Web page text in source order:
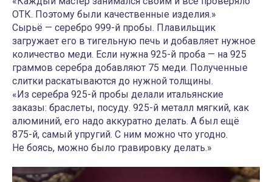
ОТК. Поэтому были качественные изделия.»
Сырьё — серебро 999-й пробы. Плавильщик
загружает его в тигельную печь и добавляет нужное
количество меди. Если нужна 925-й проба — на 925
граммов серебра добавляют 75 меди. Полученные
слитки раскатываются до нужной толщины.
«Из серебра 925-й пробы делали итальянские
заказы: браслеты, посуду. 925-й металл мягкий, как
алюминий, его надо аккуратно делать. А был ещё
875-й, самый упругий. С ним можно что угодно.
Не боясь, можно было гравировку делать.»